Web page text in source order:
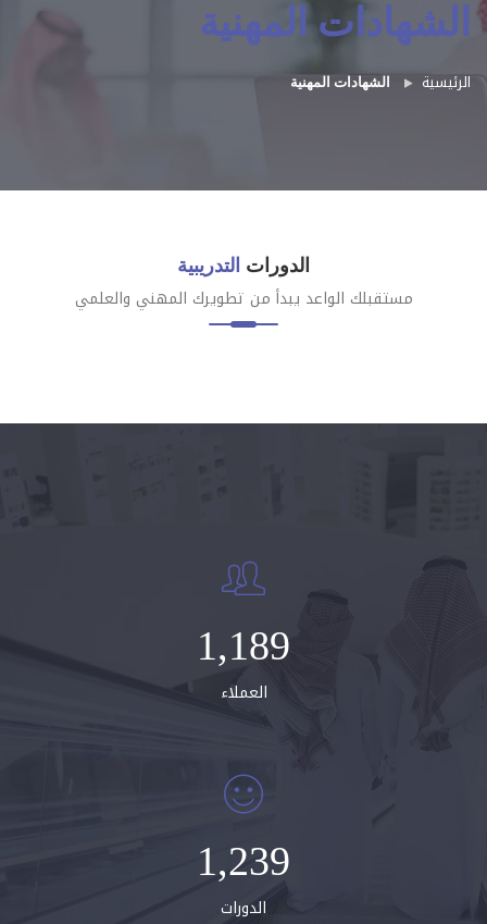
الشهادات المهنية
الرئيسية الشهادات المهنية
الدورات التدريبية
مستقبلك الواعد يبدأ من تطويرك المهني والعلمي
1,200
العملاء
1,250
الدورات